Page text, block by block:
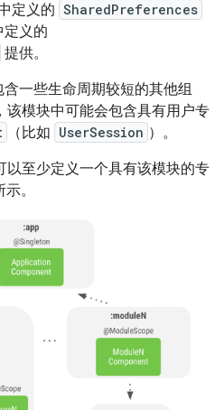
定义的 SharedPreferences
定义的
提供。
一些生命周期较短的其他组
该模块中可能会包含具有用户专
（比如 UserSession ）。
以至少定义一个具有该模块的专
。